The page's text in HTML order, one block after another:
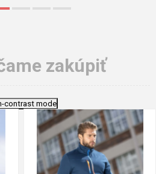
zakúpiť
contrast mode